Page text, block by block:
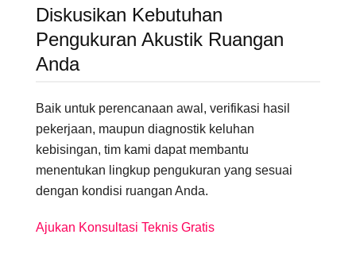
Diskusikan Kebutuhan
Pengukuran Akustik Ruangan
Anda
Baik untuk perencanaan awal, verifikasi hasil
pekerjaan, maupun diagnostik keluhan
kebisingan, tim kami dapat membantu
menentukan lingkup pengukuran yang sesuai
dengan kondisi ruangan Anda.
Ajukan Konsultasi Teknis Gratis